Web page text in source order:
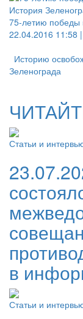
История
75-летию победы
22.04.2016 11:58 |
Историю
Зеленограда
Статьи и
в
Статьи и